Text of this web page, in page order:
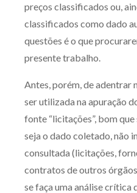
preços classificados ou,
classificados como dado
questões é o que
presente trabalho.
Antes, porém, de adentrar
ser utilizada na apuração
fonte “licitações”, bom
seja o dado coletado, não
consultada (licitações,
contratos de outros
se faça uma análise crítica